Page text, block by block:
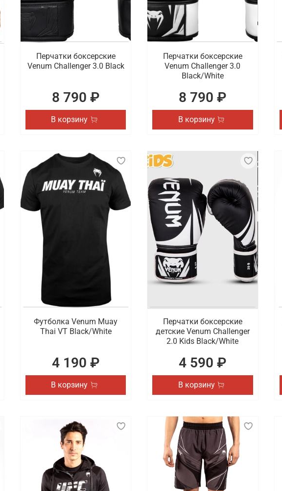
Перчатки боксерские
Venum Challenger 3.0 Black
8 790 ₽
В корзину
Перчатки боксерские
Venum Challenger 3.0
Black/White
8 790 ₽
В корзину
Футболка Venum Muay
Thai VT Black/White
4 190 ₽
В корзину
Перчатки боксерские
детские Venum Challenger
2.0 Kids Black/White
4 590 ₽
В корзину